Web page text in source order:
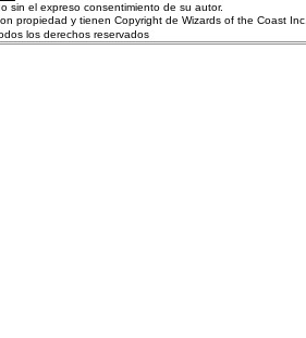
sin el expreso consentimiento de su autor.
propiedad y tienen Copyright de Wizards of the Coast Inc.
los derechos reservados